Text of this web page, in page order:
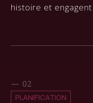
histoire et
— 02
PLANIFICATION